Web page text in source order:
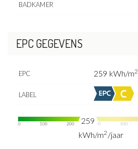
BADKAMER
EPC GEGEVENS
EPC 259 kWh/m2
LABEL
259
kWh/m2 /jaar